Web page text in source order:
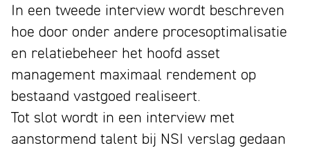
In een tweede interview wordt beschreven
hoe door onder andere procesoptimalisatie
en relatiebeheer het hoofd asset
management maximaal rendement op
bestaand vastgoed realiseert.
Tot slot wordt in een interview met
aanstormend talent bij NSI verslag gedaan